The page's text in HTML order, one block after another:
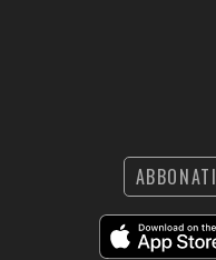
ABBONATI